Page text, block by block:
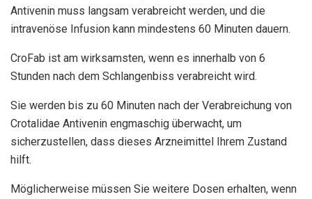
Antivenin muss langsam verabreicht werden, und die
intravenöse Infusion kann mindestens 60 Minuten dauern.
CroFab ist am wirksamsten, wenn es innerhalb von 6
Stunden nach dem Schlangenbiss verabreicht wird.
Sie werden bis zu 60 Minuten nach der Verabreichung von
Crotalidae Antivenin engmaschig überwacht, um
sicherzustellen, dass dieses Arzneimittel Ihrem Zustand
hilft.
Möglicherweise müssen Sie weitere Dosen erhalten, wenn